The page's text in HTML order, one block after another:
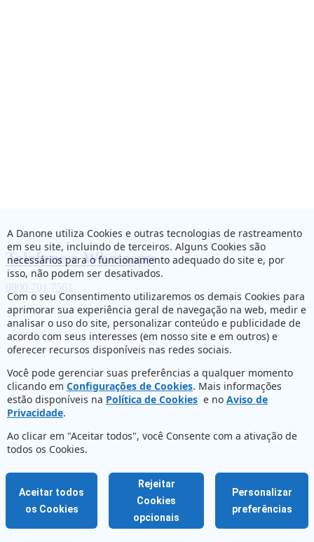
Telefone e Whatsapp
0800 701 7561
A Danone utiliza Cookies e outras tecnologias de rastreamento
em seu site, incluindo de terceiros. Alguns Cookies são
necessários para o funcionamento adequado do site e, por
isso, não podem ser desativados.
Com o seu Consentimento utilizaremos os demais Cookies para
aprimorar sua experiência geral de navegação na web, medir e
analisar o uso do site, personalizar conteúdo e publicidade de
acordo com seus interesses (em nosso site e em outros) e
oferecer recursos disponíveis nas redes sociais.
Você pode gerenciar suas preferências a qualquer momento
clicando em Configurações de Cookies. Mais informações
estão disponíveis na Política de Cookies e no Aviso de
Privacidade.
Ao clicar em "Aceitar todos", você Consente com a ativação de
todos os Cookies.
Aceitar todos
os Cookies
Rejeitar
Cookies
opcionais
Personalizar
preferências